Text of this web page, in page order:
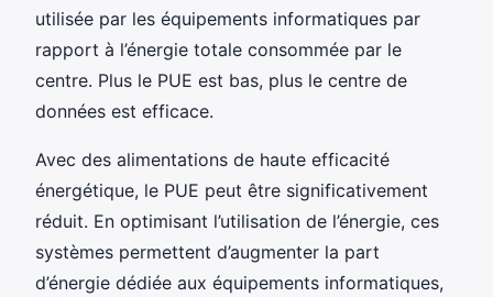
utilisée par les équipements informatiques par
rapport à l’énergie totale consommée par le
centre. Plus le PUE est bas, plus le centre de
données est efficace.
Avec des alimentations de haute efficacité
énergétique, le PUE peut être significativement
réduit. En optimisant l’utilisation de l’énergie, ces
systèmes permettent d’augmenter la part
d’énergie dédiée aux équipements informatiques,